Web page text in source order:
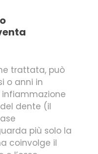
trattata, può
o anni in
infiammazione
dente (il
più solo la
coinvolge il